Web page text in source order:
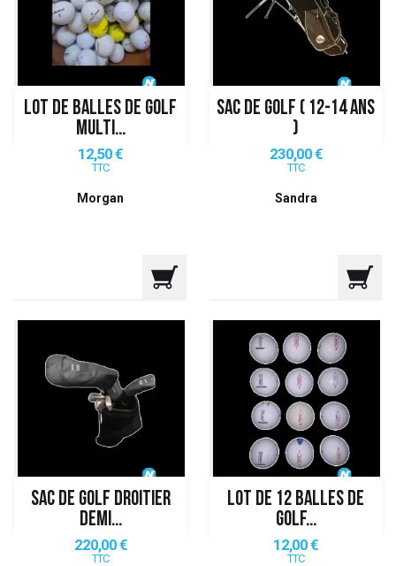
LOT DE BALLES DE GOLF
MULTI...
Prix
12,50 €
TTC
Morgan
SAC DE GOLF ( 12-14 ANS
)
Prix
230,00 €
TTC
Sandra
SAC DE GOLF DROITIER
DEMI...
Prix
220,00 €
TTC
LOT DE 12 BALLES DE
GOLF...
Prix
12,00 €
TTC